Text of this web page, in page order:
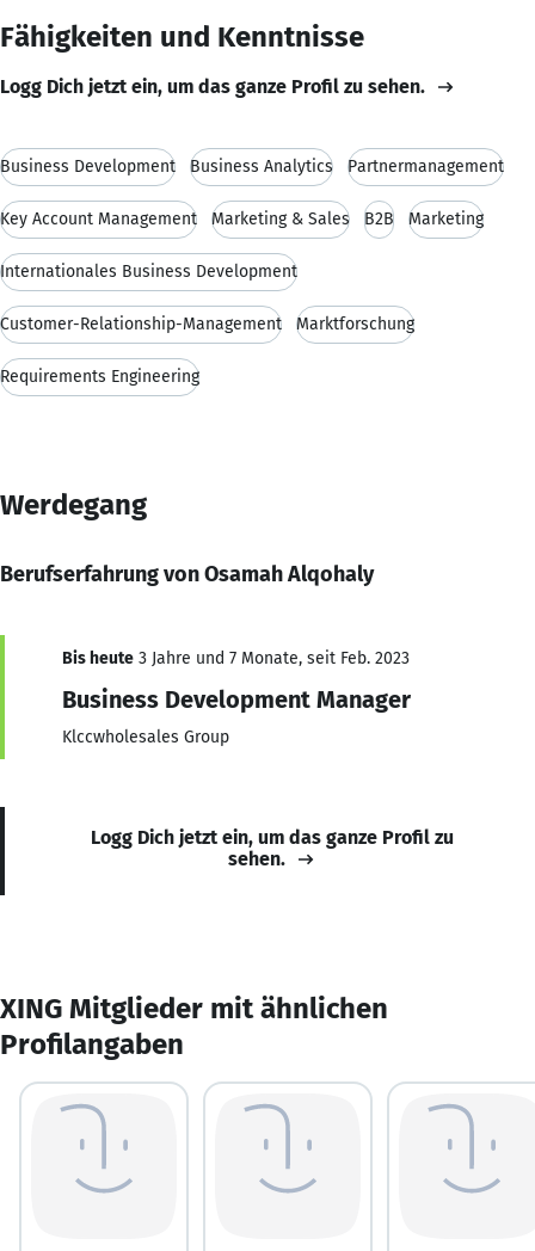
Fähigkeiten und Kenntnisse
Logg Dich jetzt ein, um das ganze Profil zu sehen.
Business Development Business Analytics Partnermanagement
Key Account Management Marketing & Sales B2B Marketing
Internationales Business Development
Customer-Relationship-Management Marktforschung
Requirements Engineering
Werdegang
Berufserfahrung von Osamah Alqohaly
Bis heute 3 Jahre und 7 Monate, seit Feb. 2023
Business Development Manager
Klccwholesales Group
Logg Dich jetzt ein, um das ganze Profil zu
sehen.
XING Mitglieder mit ähnlichen
Profilangaben